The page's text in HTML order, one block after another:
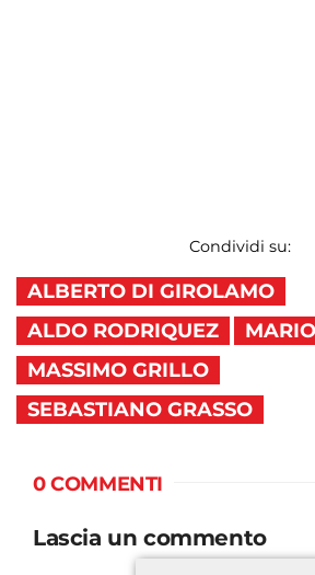
Condividi su:
ALBERTO DI GIROLAMO
ALDO RODRIQUEZ
MASSIMO GRILLO
SEBASTIANO GRASSO
0 COMMENTI
Lascia un commento